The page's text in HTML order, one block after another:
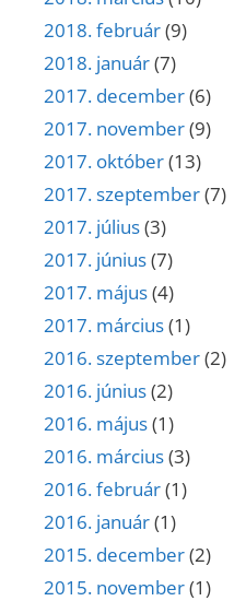
2018. február(9)
2018. január(7)
2017. december(6)
2017. november(9)
2017. október(13)
2017. szeptember(7)
2017. július(3)
2017. június(7)
2017. május(4)
2017. március(1)
2016. szeptember(2)
2016. június(2)
2016. május(1)
2016. március(3)
2016. február(1)
2016. január(1)
2015. december(2)
2015. november(1)